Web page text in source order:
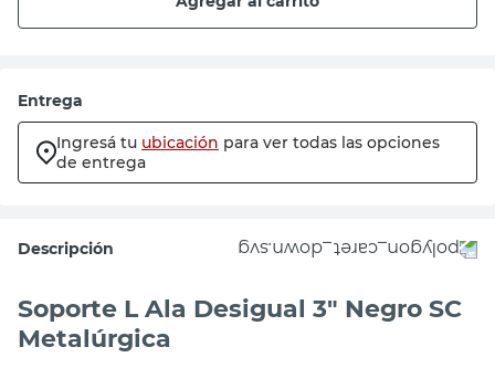
Agregar al carrito
Entrega
Ingresá tu ubicación
de entrega
Soporte L Ala Desigual 3" Negro SC